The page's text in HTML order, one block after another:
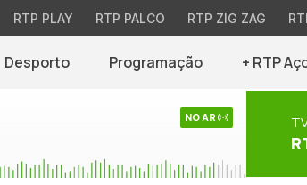
RTP PLAY RTP PALCO RTP ZIG ZAG
Desporto Programação + RTP
NO AR